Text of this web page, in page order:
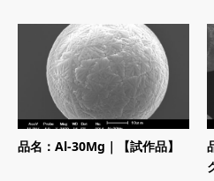
品名：Al-30Mg｜【試作品】